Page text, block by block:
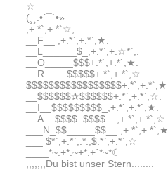
☆
(¸¸.•´¯`•»
,+.*`,+.*`☆,.
__F__ ,+.*`,+.*`,★.
__L______$_,+.*`,+.☆*`,.
__O_____$$$+.*`,+.*`,★.
__R____$$$$$+.*`,+.*`,☆.
$$$$$$$$$$$$$$$$$+.*`,+.*`,★.
__$$$$$$✰$$$$$$+.*`,+.*`,☆.
__I__$$$$$$$$$_,+.*`,+.*`,★.
__A__$$$$_$$$$__,+.*`,+.*`,☆.
___N_$$_____$$__ ,+.*`,+.*`,★.
___ $*`,+.*`,:*.,$.*`,+.*`,☆
____*~.+*.~+*.+´*~*☾
,,,,,,,Du bist unser Stern........